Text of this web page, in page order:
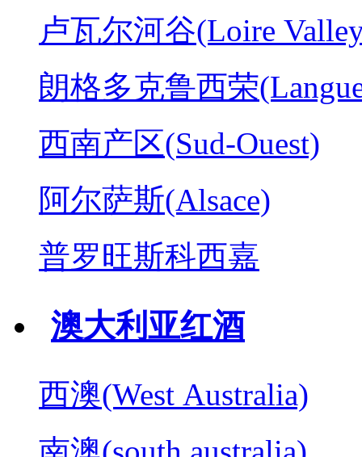
卢瓦尔河谷(Loire
朗格多克鲁西荣
西南产区(Sud-Ouest)
阿尔萨斯(Alsace)
普罗旺斯科西嘉
澳大利亚红酒
西澳(West Australia)